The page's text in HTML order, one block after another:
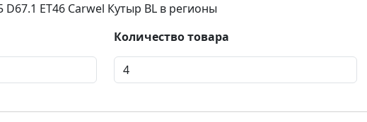
ET46 Carwel Кутыр BL в регионы
Количество товара